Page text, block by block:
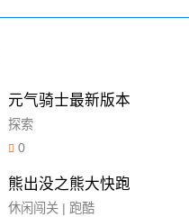
元气骑士最新版本
探索
0
熊出没之熊大快跑
休闲闯关 | 跑酷